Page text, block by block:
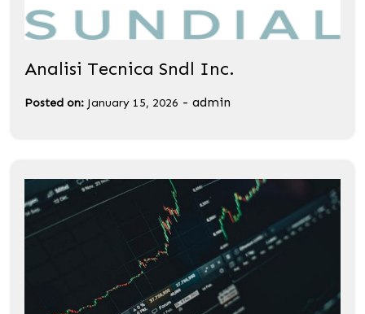
Analisi Tecnica Sndl Inc.
Posted on: January 15, 2026 - admin